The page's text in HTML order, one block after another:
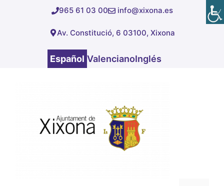
965 61 03 00 info@xixona.es
Av. Constitució, 6 03100, Xixona
Español ValencianoInglés